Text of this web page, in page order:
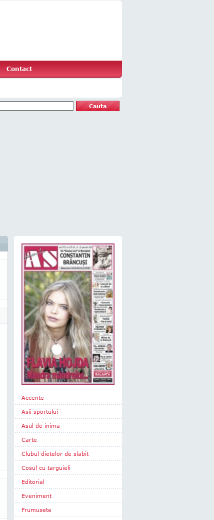
Contact
Accente
Asii sportului
Asul de inima
Carte
Clubul dietelor de slabit
Cosul cu targuieli
Editorial
Eveniment
Frumusete